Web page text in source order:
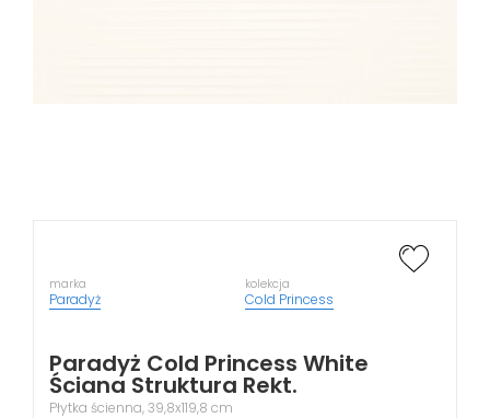
marka
Paradyż
kolekcja
Cold Princess
Paradyż Cold Princess White
Ściana Struktura Rekt.
Płytka ścienna, 39,8x119,8 cm